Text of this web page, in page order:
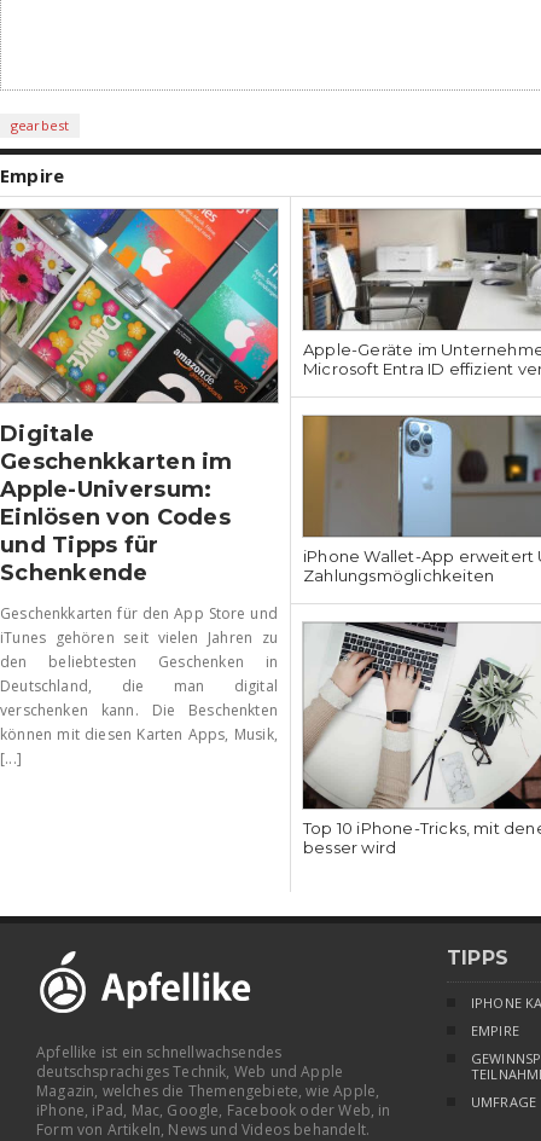
gearbest
Empire
Digitale
Geschenkkarten im
Apple-Universum:
Einlösen von Codes
und Tipps für
Schenkende
Geschenkkarten für den App Store und
iTunes gehören seit vielen Jahren zu
den beliebtesten Geschenken in
Deutschland, die man digital
verschenken kann. Die Beschenkten
können mit diesen Karten Apps, Musik,
[...]
Apple-Geräte im
Microsoft Entra ID effizient
iPhone Wallet-App erweitert
Zahlungsmöglichkeiten
Top 10 iPhone-Tricks, mit
besser wird
Apfellike ist ein schnellwachsendes
deutschsprachiges Technik, Web und Apple
Magazin, welches die Themengebiete, wie Apple,
iPhone, iPad, Mac, Google, Facebook oder Web, in
Form von Artikeln, News und Videos behandelt.
TIPPS
IPHONE
EMPIRE
UMFRAGE